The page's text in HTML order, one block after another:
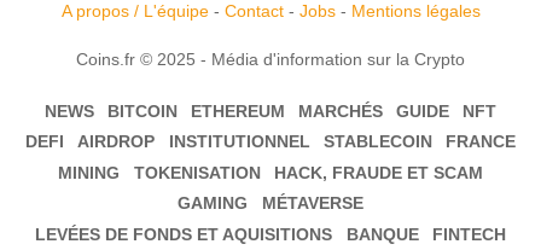
A propos / L'équipe- Contact- Jobs- Mentions légales
Coins.fr © 2025 - Média d'information sur la Crypto
NEWS BITCOIN ETHEREUM MARCHÉS GUIDE
NFT
DEFI
AIRDROP INSTITUTIONNEL STABLECOIN
FRANCE
MINING
TOKENISATION
HACK, FRAUDE ET SCAM
GAMING
MÉTAVERSE
LEVÉES DE FONDS ET AQUISITIONS
BANQUE FINTECH